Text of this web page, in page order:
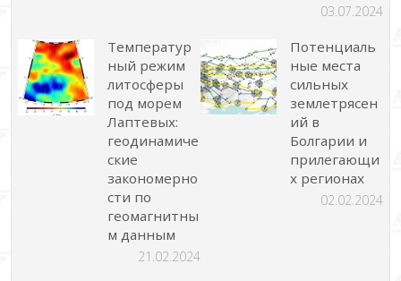
03.07.2024
Температур
ный режим
литосферы
под морем
Лаптевых:
геодинамиче
ские
закономерно
сти по
геомагнитны
м данным
21.02.2024
Потенциаль
ные места
сильных
землетрясен
ий в
Болгарии и
прилегающи
х регионах
02.02.2024